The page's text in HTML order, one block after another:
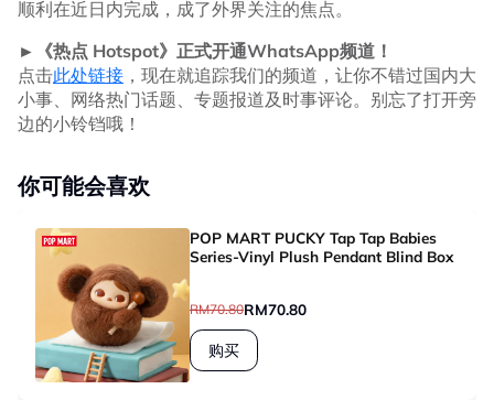
顺利在近日内完成，成了外界关注的焦点。
►《热点 Hotspot》正式开通WhatsApp频道！
点击此处链接 ，现在就追踪我们的频道，让你不错过国内大
小事、网络热门话题、专题报道及时事评论。别忘了打开旁
边的小铃铛哦！
你可能会喜欢
POP MART PUCKY Tap Tap Babies
Series-Vinyl Plush Pendant Blind Box
RM70.80RM70.80
购买